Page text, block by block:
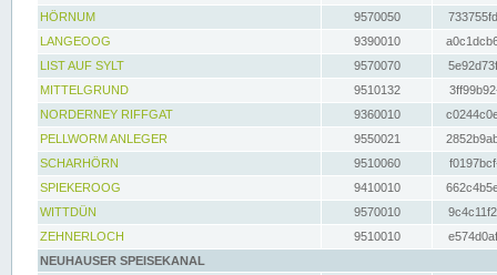
HÖRNUM
9570050
LANGEOOG
9390010
LIST AUF SYLT
9570070
MITTELGRUND
9510132
NORDERNEY RIFFGAT
9360010
PELLWORM ANLEGER
9550021
SCHARHÖRN
9510060
SPIEKEROOG
9410010
WITTDÜN
9570010
ZEHNERLOCH
9510010
NEUHAUSER SPEISEKANAL